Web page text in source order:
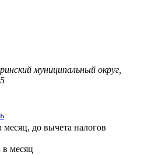
муниципальный округ,
месяц, до вычета налогов
месяц